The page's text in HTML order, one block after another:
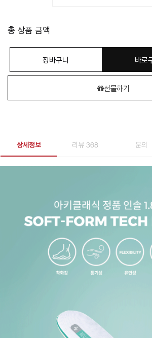
총 상품 금액
장바구니 바로
선물하기
상세정보 리뷰 368 문의